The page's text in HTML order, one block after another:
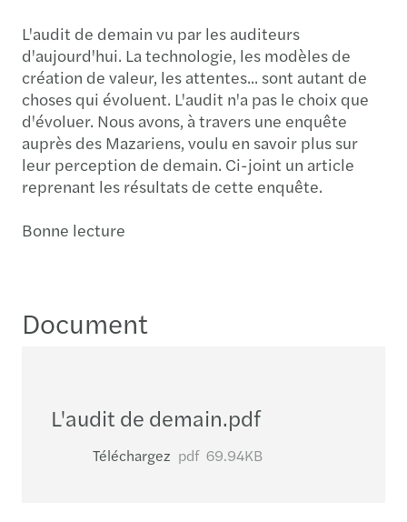
L'audit de demain vu par les auditeurs
d'aujourd'hui. La technologie, les modèles de
création de valeur, les attentes... sont autant de
choses qui évoluent. L'audit n'a pas le choix que
d'évoluer. Nous avons, à travers une enquête
auprès des Mazariens, voulu en savoir plus sur
leur perception de demain. Ci-joint un article
reprenant les résultats de cette enquête.
Bonne lecture
Document
L'audit de demain.pdf
Téléchargez pdf 69.94KB